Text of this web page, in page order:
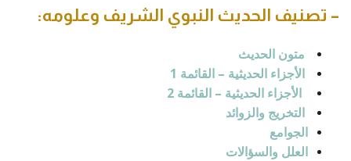
– تصنيف الحديث النبوي الشريف وعلومه:
متون الحديث
الأجزاء الحديثية – القائمة 1
الأجزاء الحديثية – القائمة 2
التخريج والزوائد
الجوامع
العلل والسؤالات